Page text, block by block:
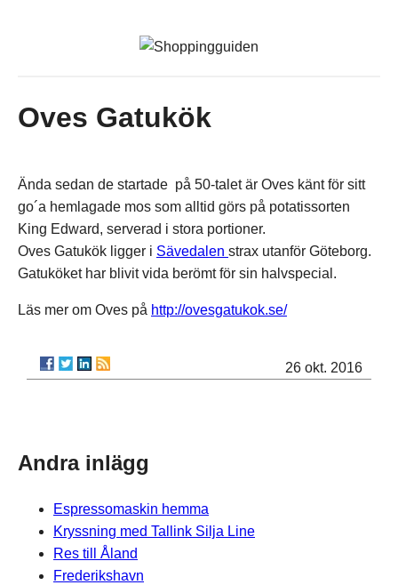
Oves Gatukök
Ända sedan de startade på 50-talet är Oves känt för sitt
go´a hemlagade mos som alltid görs på potatissorten
King Edward, serverad i stora portioner.
Oves Gatukök ligger i Sävedalen strax utanför Göteborg.
Gatuköket har blivit vida berömt för sin halvspecial.
Läs mer om Oves på http://ovesgatukok.se/
26 okt. 2016
Andra inlägg
Espressomaskin hemma
Kryssning med Tallink Silja Line
Res till Åland
Frederikshavn